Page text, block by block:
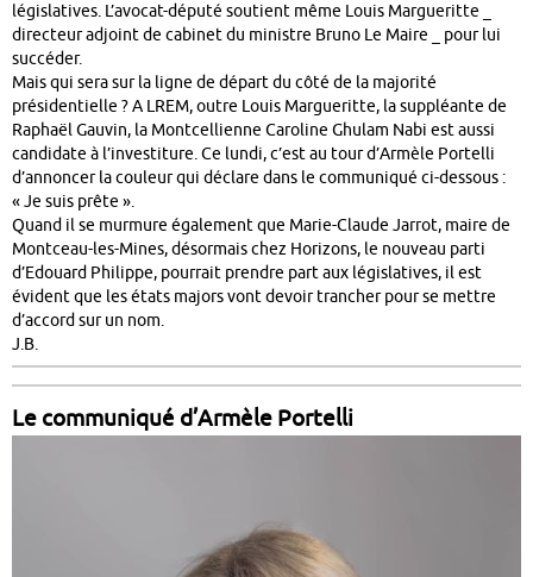
législatives. L’avocat-député soutient même Louis Margueritte _
directeur adjoint de cabinet du ministre Bruno Le Maire _ pour lui
succéder.
Mais qui sera sur la ligne de départ du côté de la majorité
présidentielle ? A LREM, outre Louis Margueritte, la suppléante de
Raphaël Gauvin, la Montcellienne Caroline Ghulam Nabi est aussi
candidate à l’investiture. Ce lundi, c’est au tour d’Armèle Portelli
d’annoncer la couleur qui déclare dans le communiqué ci-dessous :
« Je suis prête ».
Quand il se murmure également que Marie-Claude Jarrot, maire de
Montceau-les-Mines, désormais chez Horizons, le nouveau parti
d’Edouard Philippe, pourrait prendre part aux législatives, il est
évident que les états majors vont devoir trancher pour se mettre
d’accord sur un nom.
J.B.
Le communiqué d’Armèle Portelli